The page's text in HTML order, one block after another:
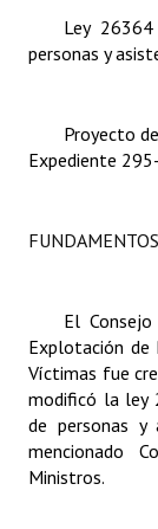
Proyectos
Actas de Sesión
NORMATIVA
Declaraciones
Resoluciones
Ley
personas y
Proyecto
Expediente
FUNDAMENTOS
El
Explotación de
Víctimas fue
modificó la ley
de personas
mencionado
Ministros.